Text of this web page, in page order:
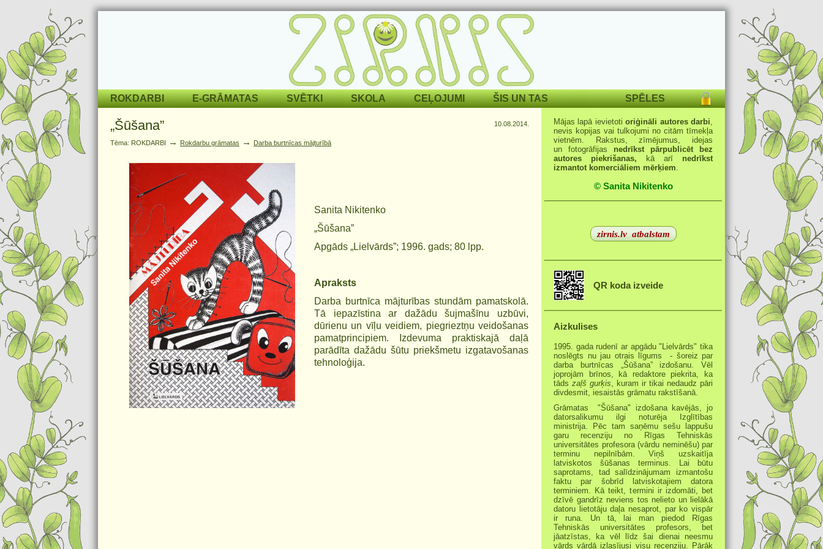
ROKDARBI E-GRĀMATAS SVĒTKI SKOLA CEĻOJUMI ŠIS UN TAS SPĒLES
„Šūšana” 10.08.2014.
Tēma: ROKDARBI → Rokdarbu grāmatas → Darba burtnīcas mājturībā
Sanita Nikitenko
„Šūšana”
Apgāds „Lielvārds”; 1996. gads; 80 lpp.
Apraksts
Darba burtnīca mājturības stundām pamatskolā.
Tā iepazīstina ar dažādu šujmašīnu uzbūvi,
dūrienu un vīļu veidiem, piegrieztņu veidošanas
pamatprincipiem. Izdevuma praktiskajā daļā
parādīta dažādu šūtu priekšmetu izgatavošanas
tehnoloģija.
Mājas lapā ievietotioriģināli autores darbi,
nevis kopijas vai tulkojumi no citām tīmekļa
vietnēm. Rakstus, zīmējumus, idejas
un fotogrāfijas nedrīkst pārpublicēt bez
autores piekrišanas,
kā arī nedrīkst
izmantot komerciāliem mērķiem.
© Sanita Nikitenko
zirnis.lv atbalstam
QR koda izveide
Aizkulises
1995. gada rudenī ar apgādu "Lielvārds" tika
noslēgts nu jau otrais līgums - šoreiz par
darba burtnīcas „Šūšana” izdošanu. Vēl
joprojām brīnos, kā redaktore piekrita, ka
tāds zaļš gurķis, kuram ir tikai nedaudz pāri
divdesmit, iesaistās grāmatu rakstīšanā.
Grāmatas "Šūšana" izdošana kavējās, jo
datorsalikumu ilgi noturēja Izglītības
ministrija. Pēc tam saņēmu sešu lappušu
garu recenziju no Rīgas Tehniskās
universitātes profesora (vārdu neminēšu) par
terminu nepilnībām. Viņš uzskaitīja
latviskotos šūšanas terminus. Lai būtu
saprotams, tad salīdzinājumam izmantošu
faktu par šobrīd latviskotajiem datora
terminiem. Kā teikt, termini ir izdomāti, bet
dzīvē gandrīz neviens tos nelieto un lielākā
datoru lietotāju daļa nesaprot, par ko vispār
ir runa. Un tā, lai man piedod Rīgas
Tehniskās universitātes profesors, bet
jāatzīstas, ka vēl līdz šai dienai neesmu
vārds vārdā izlasījusi visu recenziju. Pārāk